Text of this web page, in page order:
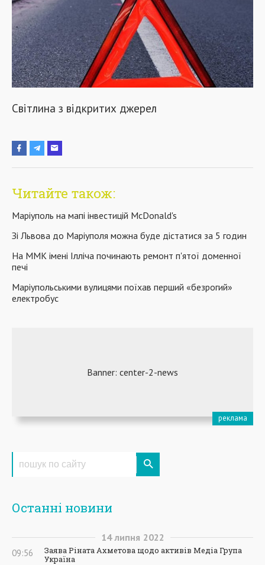
Світлина з відкритих джерел
Читайте також:
Маріуполь на мапі інвестицій McDonald's
Зі Львова до Маріуполя можна буде дістатися за 5 годин
На ММК імені Ілліча починають ремонт п'ятої доменної
печі
Маріупольськими вулицями поїхав перший «безрогий»
електробус
Останні новини
14 липня 2022
09:56
Заява Ріната Ахметова щодо активів Медіа Група
Україна